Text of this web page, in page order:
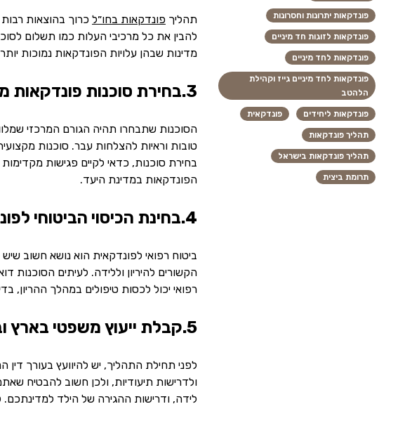
תהליך פונדקאות בחו״ל כרוך בהוצאות
להבין את כל מרכיבי העלות כמו תשלום
מדינות שבהן עלויות הפונדקאות נמוכות
3.בחירת סוכנות פונדקאות מקצועית ואמינה
הסוכנות שתבחרו תהיה הגורם המרכזי
טובות וראיות להצלחות עבר. סוכנות
בחירת סוכנות, כדאי לקיים פגישות
הפונדקאות במדינת היעד.
4.בחינת הכיסוי הביטוחי לפונדקאית
ביטוח רפואי לפונדקאית הוא נושא חשוב
הקשורים להיריון וללידה. לעיתים הסוכנות
רפואי יכול לכסות טיפולים במהלך ההריון,
5.קבלת ייעוץ משפטי בארץ ובמדינת היעד
לפני תחילת התהליך, יש להיוועץ בעורך
ולדרישות תיעודיות, ולכן חשוב להבטיח
לידה, ודרישות ההגירה של הילד למדינתכם.
פונדקאות יתרונות וחסרונות
פונדקאות לזוגות חד מיניים
פונדקאות לחד מיניים
פונדקאות לחד מיניים גייז וקהילת
הלהטב
פונדקאות ליחידים פונדקאית
תהליך פונדקאות
תהליך פונדקאות בישראל
תרומת ביצית